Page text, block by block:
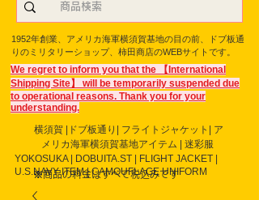
1952年創業、アメリカ海軍横須賀基地の目の前、ドブ板通
りのミリタリーショップ、柿田商店のWEBサイトです。
We regret to inform you that the 【International
Shipping Site】 will be temporarily suspended due
to operational reasons. Thank you for your
understanding.
横須賀 |ドブ板通り| フライト ジャケット| ア
メリカ海軍横須賀基地アイテム | 迷彩服
YOKOSUKA | DOBUITA.ST | FLIGHT JACKET |
U.S.NAVY ITEM | CAMOUFLAGE UNIFORM
※商品の料金はすべて税込みです